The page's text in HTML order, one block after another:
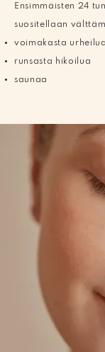
Ensimmäisten 24
suositellaan
voimakasta urheilua
runsasta hikoilua
saunaa